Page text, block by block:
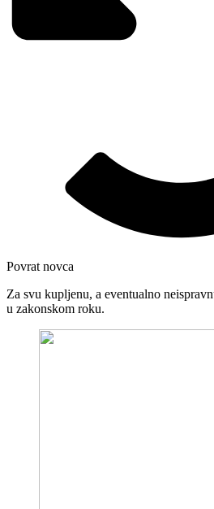
Povrat novca
Za svu kupljenu, a eventualno
u zakonskom roku.